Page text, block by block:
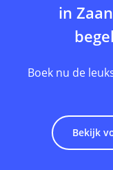
in
Boek nu de
Bekijk